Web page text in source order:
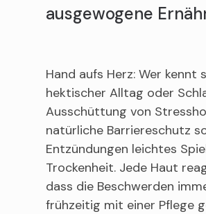
ausgewogene
Hand aufs Herz: Wer kennt
hektischer Alltag oder
Ausschüttung von
natürliche Barriereschutz
Entzündungen leichtes
Trockenheit. Jede Haut
dass die Beschwerden
frühzeitig mit einer Pflege